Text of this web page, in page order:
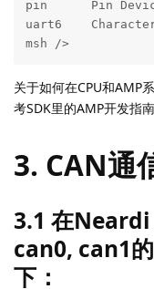
No LSB modules
Description:
Release:
Codename:
串口调试器输出端：RT-
\ | /
- RT -     Thread
/ | \     4.1.1